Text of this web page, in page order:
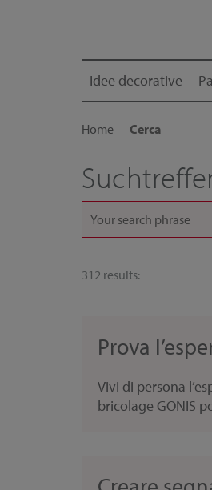
Idee decorative
Home Cerca
312 results:
Prova
Vivi di persona
bricolage GONIS